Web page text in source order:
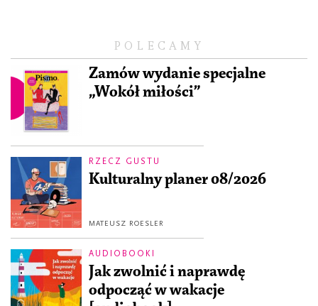
POLECAMY
Zamów wydanie specjalne
„Wokół miłości”
RZECZ GUSTU
Kulturalny planer 08/2026
MATEUSZ ROESLER
AUDIOBOOKI
Jak zwolnić i naprawdę
odpocząć w wakacje